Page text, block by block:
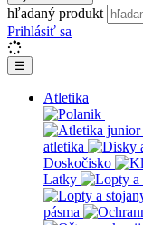
hľadaný produkt
Prihlásiť sa
☰
Atletika
atletika
Doskočisko
Latky
pásma